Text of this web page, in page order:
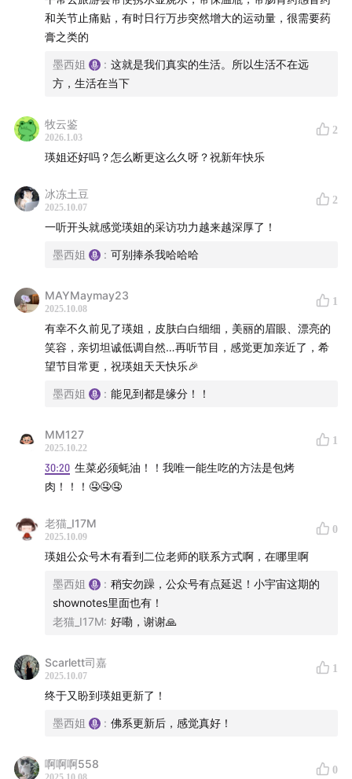
——有哪些必备的“旅行小药包”，能在突发状况时温柔地
照顾自己？
接下来，就让我们一起踏上这段旅程——
去聆听自然的声音，让身体与心灵重新找到属于自己的节
如果大家对宇卓和刘鑫的整合疗法感兴趣，也可以联系她
们，了解「随园山养」的身心健康调理服务。
和关节止痛贴，有时日行万步突然增大的运动量，很需要药
膏之类的
墨西姐 : 这就是我们真实的生活。所以生活不在远
方，生活在当下
牧云鉴
2026.1.03
2
瑛姐还好吗？怎么断更这么久呀？祝新年快乐
冰冻土豆
2025.10.07
2
一听开头就感觉瑛姐的采访功力越来越深厚了！
墨西姐 : 可别捧杀我哈哈哈
MAYMaymay23
2025.10.08
1
有幸不久前见了瑛姐，皮肤白白细细，美丽的眉眼、漂亮的
笑容，亲切坦诚低调自然…再听节目，感觉更加亲近了，希
望节目常更，祝瑛姐天天快乐🎉
墨西姐 : 能见到都是缘分！！
MM127
2025.10.22
1
30:20 生菜必须蚝油！！我唯一能生吃的方法是包烤
肉！！！🤤🤤🤤
老猫_I17M
2025.10.09
0
瑛姐公众号木有看到二位老师的联系方式啊，在哪里啊
墨西姐 : 稍安勿躁，公众号有点延迟！小宇宙这期的
shownotes里面也有！
老猫_I17M: 好嘞，谢谢🙏
Scarlett司嘉
2025.10.07
1
终于又盼到瑛姐更新了！
墨西姐 : 佛系更新后，感觉真好！
啊啊啊558 0